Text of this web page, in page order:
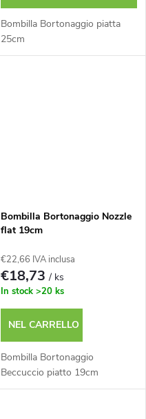
Bombilla Bortonaggio piatta
25cm
Bombilla Bortonaggio Nozzle
flat 19cm
€22,66 IVA inclusa
€18,73/ ks
In stock >20 ks
NEL CARRELLO
Bombilla Bortonaggio
Beccuccio piatto 19cm